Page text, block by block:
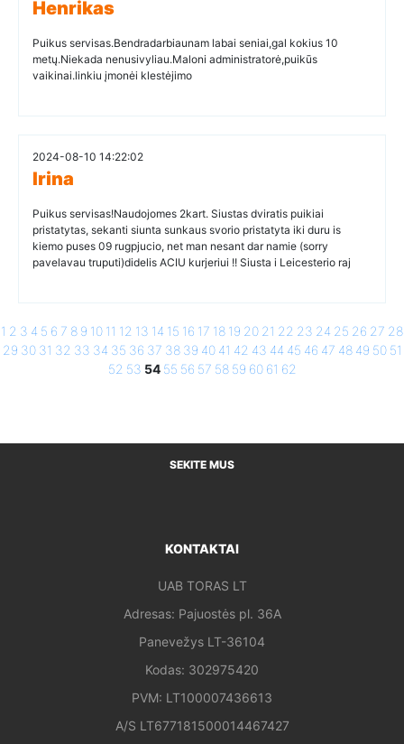
Henrikas
Puikus servisas.Bendradarbiaunam labai seniai,gal kokius 10
metų.Niekada nenusivyliau.Maloni administratorė,puikūs
vaikinai.linkiu įmonėi klestėjimo
2024-08-10 14:22:02
Irina
Puikus servisas!Naudojomes 2kart. Siustas dviratis puikiai
pristatytas, sekanti siunta sunkaus svorio pristatyta iki duru is
kiemo puses 09 rugpjucio, net man nesant dar namie (sorry
pavelavau truputi)didelis ACIU kurjeriui !! Siusta i Leicesterio raj
1 2 3 4 5 6 7 8 9 10 11 12 13 14 15 16 17 18 19 20 21 22 23 24 25 26 27 28
29 30 31 32 33 34 35 36 37 38 39 40 41 42 43 44 45 46 47 48 49 50 51
52 53 54 55 56 57 58 59 60 61 62
SEKITE MUS
KONTAKTAI
UAB TORAS LT
Adresas: Pajuostės pl. 36A
Panevežys LT-36104
Kodas: 302975420
PVM: LT100007436613
A/S LT677181500014467427